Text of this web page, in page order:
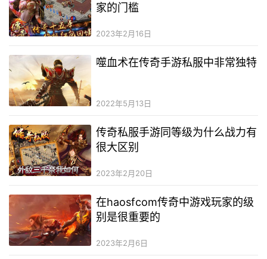
家的门槛
2023年2月16日
噬血术在传奇手游私服中非常独特
2022年5月13日
传奇私服手游同等级为什么战力有
很大区别
2023年2月20日
在haosfcom传奇中游戏玩家的级
别是很重要的
2023年2月6日